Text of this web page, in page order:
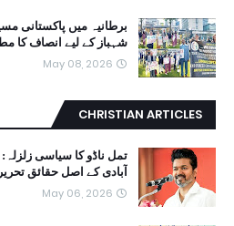
برطانیہ میں پاکستانی
شہباز کے لیے انصاف کا
May 08, 2026
CHRISTIAN ARTICLES
تمل ناڈو کا سیاسی
آبادی کے اصل حقائق
May 06, 2026